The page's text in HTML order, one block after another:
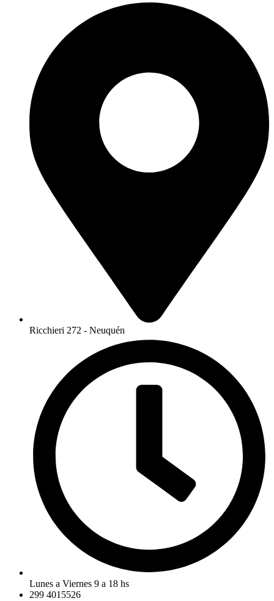
Ricchieri 272 - Neuquén
Lunes a Viernes 9 a 18 hs
299 4015526